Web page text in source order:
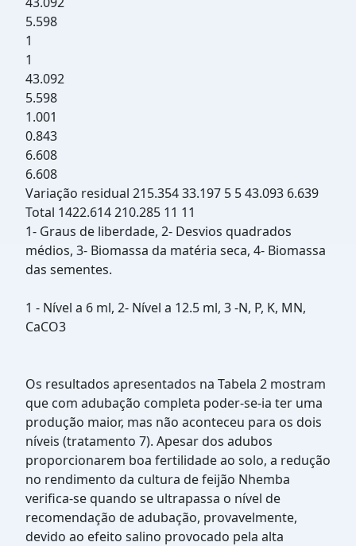
5.598
1
1
43.092
5.598
1.001
0.843
6.608
6.608
Variação residual 215.354 33.197 5 5 43.093 6.639
Total 1422.614 210.285 11 11
1- Graus de liberdade, 2- Desvios quadrados
médios, 3- Biomassa da matéria seca, 4- Biomassa
das sementes.
1 - Nível a 6 ml, 2- Nível a 12.5 ml, 3 -N, P, K, MN,
CaCO3
Os resultados apresentados na Tabela 2 mostram
que com adubação completa poder-se-ia ter uma
produção maior, mas não aconteceu para os dois
níveis (tratamento 7). Apesar dos adubos
proporcionarem boa fertilidade ao solo, a redução
no rendimento da cultura de feijão Nhemba
verifica-se quando se ultrapassa o nível de
recomendação de adubação, provavelmente,
devido ao efeito salino provocado pela alta